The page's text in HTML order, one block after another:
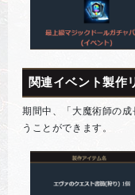
関連イベント製作
期間中、「大魔術師の
うことができます。